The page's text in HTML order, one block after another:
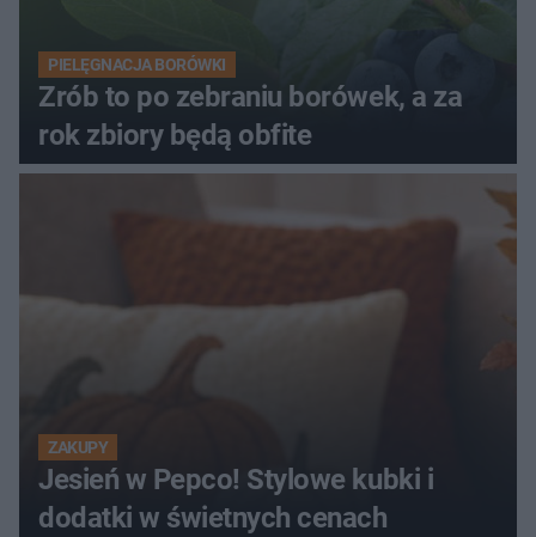
PIELĘGNACJA BORÓWKI
Zrób to po zebraniu borówek, a za
rok zbiory będą obfite
ZAKUPY
Jesień w Pepco! Stylowe kubki i
dodatki w świetnych cenach